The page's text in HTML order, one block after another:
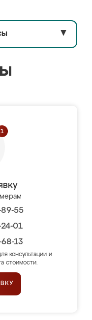
▼
55
01
13
консультации и
стоимости.